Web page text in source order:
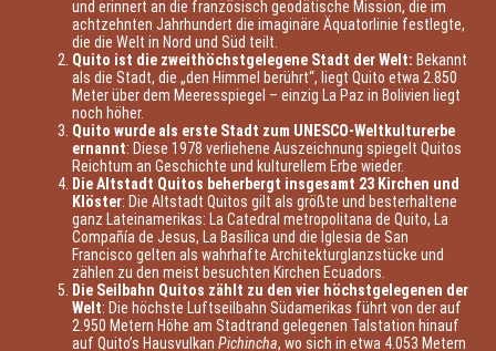
und erinnert an die französisch geodätische Mission, die im
achtzehnten Jahrhundert die imaginäre Äquatorlinie festlegte,
die die Welt in Nord und Süd teilt.
Quito ist die zweithöchstgelegene Stadt der Welt: Bekannt
als die Stadt, die „den Himmel berührt“, liegt Quito etwa 2.850
Meter über dem Meeresspiegel – einzig La Paz in Bolivien liegt
noch höher.
Quito wurde als erste Stadt zum UNESCO-Weltkulturerbe
ernannt: Diese 1978 verliehene Auszeichnung spiegelt Quitos
Reichtum an Geschichte und kulturellem Erbe wieder.
Die Altstadt Quitos beherbergt insgesamt 23 Kirchen und
Klöster: Die Altstadt Quitos gilt als größte und besterhaltene
ganz Lateinamerikas: La Catedral metropolitana de Quito, La
Compañía de Jesus, La Basílica und die Iglesia de San
Francisco gelten als wahrhafte Architekturglanzstücke und
zählen zu den meist besuchten Kirchen Ecuadors.
Die Seilbahn Quitos zählt zu den vier höchstgelegenen der
Welt: Die höchste Luftseilbahn Südamerikas führt von der auf
2.950 Metern Höhe am Stadtrand gelegenen Talstation hinauf
auf Quito’s Hausvulkan Pichincha, wo sich in etwa 4.053 Metern